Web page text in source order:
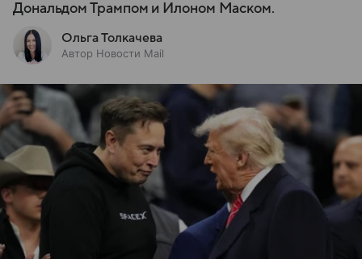
Дональдом Трампом и Илоном Маском.
Ольга Толкачева
Автор Новости Mail